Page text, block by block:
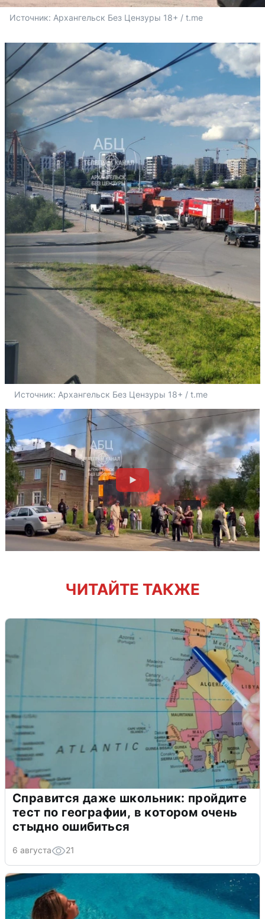
Источник: Архангельск Без Цензуры 18+ / t.me
Источник: Архангельск Без Цензуры 18+ / t.me
ЧИТАЙТЕ ТАКЖЕ
Справится даже школьник: пройдите
тест по географии, в котором очень
стыдно ошибиться
6 августа 21